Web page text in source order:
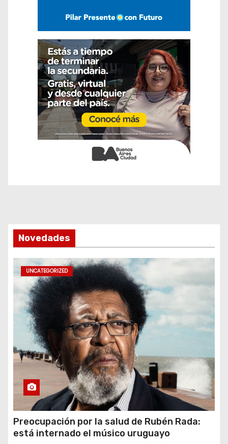
Novedades
UNCATEGORIZED
Preocupación por la salud de Rubén Rada:
está internado el músico uruguayo